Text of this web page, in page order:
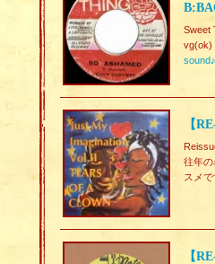
Sweet
vg(ok)
sound♪
【
往年
スメで
【